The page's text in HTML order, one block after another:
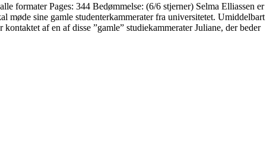
formater Pages: 344 Bedømmelse: (6/6 stjerner) Selma Elliassen er
sine gamle studenterkammerater fra universitetet. Umiddelbart
af en af disse ”gamle” studiekammerater Juliane, der beder